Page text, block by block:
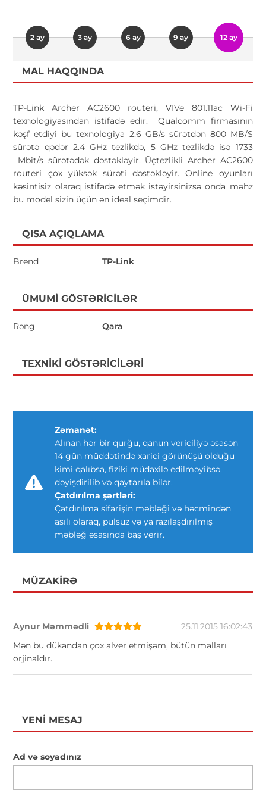
2 ay 3 ay 6 ay 9 ay 12 ay
MAL HAQQINDA
TP-Link Archer AC2600 routeri, VIVe 801.11ac Wi-Fi
texnologiyasından istifadə edir. Qualcomm firmasının
kəşf etdiyi bu texnologiya 2.6 GB/s sürətdən 800 MB/S
sürətə qədər 2.4 GHz tezlikdə, 5 GHz tezlikdə isə 1733
Mbit/s sürətədək dəstəkləyir. Üçtezlikli Archer AC2600
routeri çox yüksək sürəti dəstəkləyir. Online oyunları
kəsintisiz olaraq istifadə etmək istəyirsinizsə onda məhz
bu model sizin üçün ən ideal seçimdir.
QISA AÇIQLAMA
Brend TP-Link
ÜMUMI GÖSTƏRICILƏR
Rəng Qara
TEXNIKI GÖSTƏRICILƏRI
Zəmanət:
Alınan hər bir qurğu, qanun vericiliyə əsasən
14 gün müddətində xarici görünüşü olduğu
kimi qalıbsa, fiziki müdaxilə edilməyibsə,
dəyişdirilib və qaytarıla bilər.
Çatdırılma şərtləri:
Çatdırılma sifarişin məbləği və həcmindən
asılı olaraq, pulsuz və ya razılaşdırılmış
məbləğ əsasında baş verir.
MÜZAKIRƏ
Aynur Məmmədli
25.11.2015 16:02:43
Mən bu dükandan çox alver etmişəm, bütün malları
orjinaldır.
YENI MESAJ
Ad və soyadınız